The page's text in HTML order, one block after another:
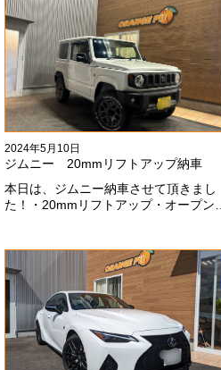
した！これからもよろしくお願いしま
す#x1f647;#x200d;#x2640;#xfe0f;
2024年5月10日
ジムニー 20mmリフトアップ納車
本日は、ジムニー納車させて頂きまし
た！・20mmリフトアップ・オープンカ
た！！弊社で、短期間に何台もご注文
ありがどうございます！！これからも
よろしくお願いします
#x1f647;#x200d;#x2640;#xfe0f;